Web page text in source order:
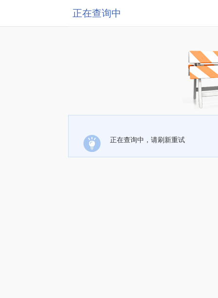
正在查询中
正在查询中，请刷新重试